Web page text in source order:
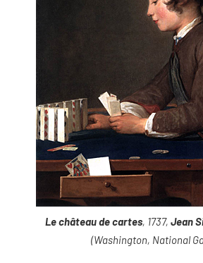
Le château de cartes, 1737, Jean
(Washington, National